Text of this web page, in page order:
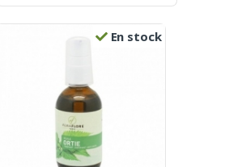
En stock